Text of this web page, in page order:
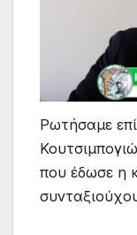
Ρωτήσαμε
που έδωσε η